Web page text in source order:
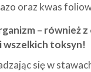
oraz kwas
– również z
wszelkich toksyn!
się w